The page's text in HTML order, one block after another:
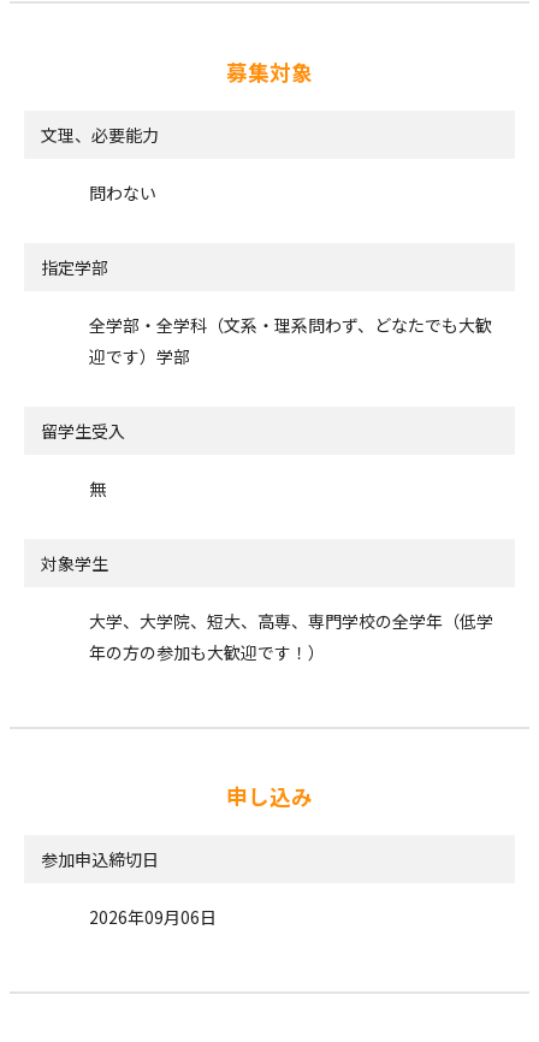
募集対象
文理、必要能力
問わない
指定学部
全学部・全学科（文系・理系問わず、どなたでも大歓
迎です）学部
留学生受入
無
対象学生
大学、大学院、短大、高専、専門学校の全学年（低学
年の方の参加も大歓迎です！）
申し込み
参加申込締切日
2026年09月06日